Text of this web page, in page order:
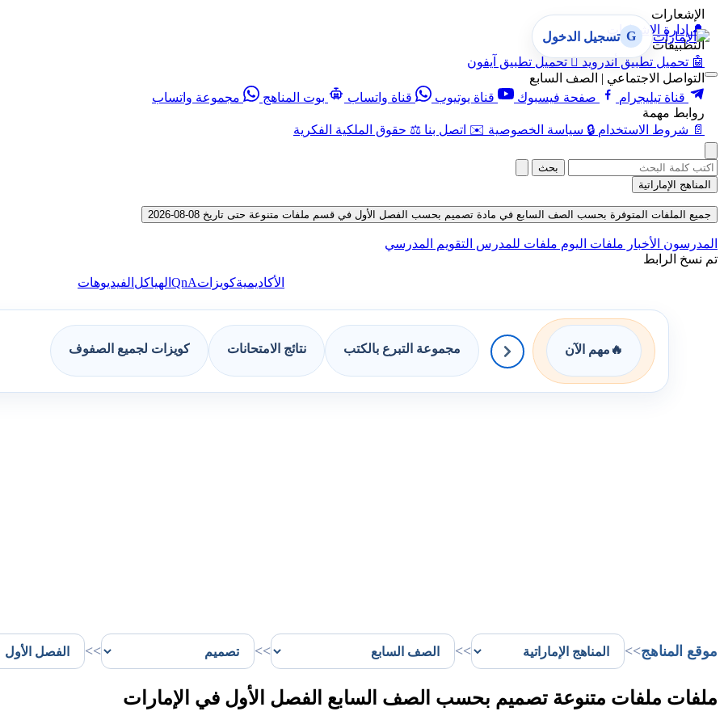
الإشعارات
🔔 إدارة الإشعارات
التطبيقات
🤖 تحميل تطبيق أندرويد  تحميل تطبيق آيفون
التواصل الاجتماعي | الصف السابع
قناة تيليجرام
صفحة فيسبوك قناة يوتيوب قناة واتساب بوت المناهج
مجموعة واتساب
روابط مهمة
📄 شروط الاستخدام 🔒 سياسة الخصوصية ✉️ اتصل بنا ⚖️ حقوق الملكية الفكرية
G تسجيل الدخول
بحث
المناهج الإماراتية
جميع الملفات المتوفرة بحسب الصف السابع في مادة تصميم بحسب الفصل الأول في قسم ملفات متنوعة حتى تاريخ 08-08-2026
المدرسون الأخبار ملفات اليوم ملفات للمدرس التقويم المدرسي
تم نسخ الرابط
الأكاديميةكويزاتQnA الهياكل الفيديوهات
🔥 مهم الآن مجموعة التبرع بالكتب نتائج الامتحانات كويزات لجميع الصفوف
موقع المناهج>>
>>
>>
>>
ملفات ملفات متنوعة تصميم بحسب الصف السابع الفصل الأول في الإمارات